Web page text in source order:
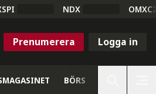
NDX
Prenumerera Logga in
BÖRS